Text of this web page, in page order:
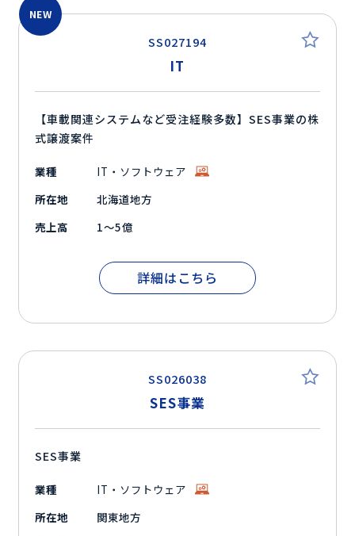
SS027194
NEW
IT
【車載関連システムなど受注経験多数】SES事業の株
式譲渡案件
業種
IT・ソフトウェア
所在地
北海道地方
売上高
1～5億
詳細はこちら
SS026038
SES事業
SES事業
業種
IT・ソフトウェア
所在地
関東地方